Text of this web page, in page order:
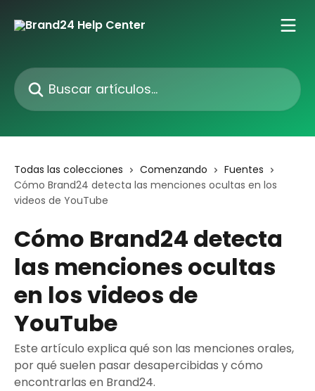
Buscar artículos...
Todas las colecciones Comenzando
Fuentes
Cómo Brand24 detecta las menciones ocultas en los
videos de YouTube
Cómo Brand24 detecta
las menciones ocultas
en los videos de
YouTube
Este artículo explica qué son las menciones orales,
por qué suelen pasar desapercibidas y cómo
encontrarlas en Brand24.